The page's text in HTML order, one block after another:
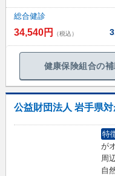
総合健診
34,540円 （税込）
健康保険組合の
公益財団法人 岩手県
特
が
周
自